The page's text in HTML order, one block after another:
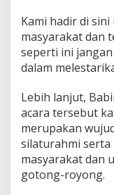
Kami hadir di
masyarakat dan
seperti ini
dalam
Lebih lanjut,
acara tersebut
merupakan
silaturahmi
masyarakat dan
gotong-royong.